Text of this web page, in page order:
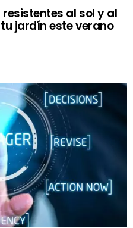
al sol y al
jardín este verano